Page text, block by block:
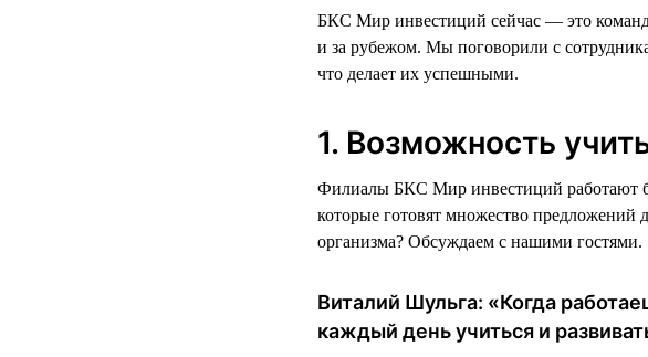
БКС Мир инвестиций сейчас — это
и за рубежом. Мы поговорили с
что делает их успешными.
1. Возможность
Филиалы БКС Мир инвестиций работают
которые готовят множество предложений
организма? Обсуждаем с нашими гостями.
Виталий Шульга: «Когда
каждый день учиться и